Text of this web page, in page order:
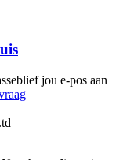
jou e-pos aan